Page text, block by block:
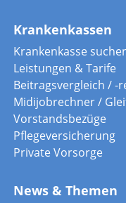
Krankenkassen
Krankenkasse
Leistungen & Tarife
Beitragsvergleich / -
Midijobrechner /
Vorstandsbezüge
Pflegeversicherung
Private Vorsorge
News & Themen